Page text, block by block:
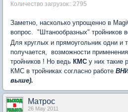
Количество загрузок:: 2795
Заметно, насколько упрощенно в
вопрос. "Штанообразных" тройников
Для круглых и прямоугольник одни и
получается, возможности
тройников ! Но ведь КМС у них такие
КМС в тройниках согласно работе
выше).
Матрос
26 May 2011